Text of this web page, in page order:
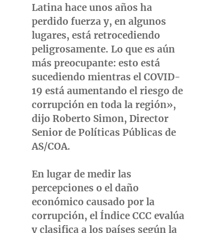
Latina hace unos años ha
perdido fuerza y, en algunos
lugares, está retrocediendo
peligrosamente. Lo que es aún
más preocupante: esto está
sucediendo mientras el COVID-
19 está aumentando el riesgo de
corrupción en toda la región»,
dijo Roberto Simon, Director
Senior de Políticas Públicas de
AS/COA.
En lugar de medir las
percepciones o el daño
económico causado por la
corrupción, el Índice CCC evalúa
y clasifica a los países según la